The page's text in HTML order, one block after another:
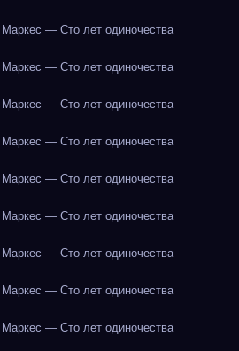
Маркес — Сто лет одиночества
Маркес — Сто лет одиночества
Маркес — Сто лет одиночества
Маркес — Сто лет одиночества
Маркес — Сто лет одиночества
Маркес — Сто лет одиночества
Маркес — Сто лет одиночества
Маркес — Сто лет одиночества
Маркес — Сто лет одиночества